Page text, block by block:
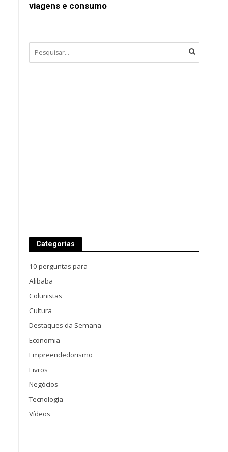
viagens e consumo
Categorias
10 perguntas para
Alibaba
Colunistas
Cultura
Destaques da Semana
Economia
Empreendedorismo
Livros
Negócios
Tecnologia
Vídeos